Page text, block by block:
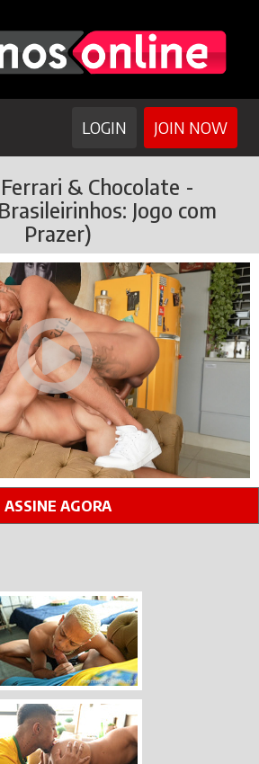
JOIN NOW
LOGIN
& Chocolate -
Jogo com
Prazer)
ASSINE AGORA